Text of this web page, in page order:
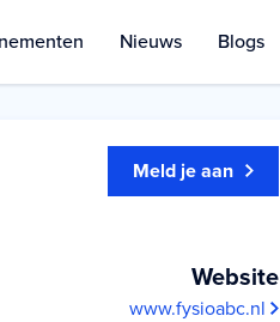
Nieuws Blogs
Meld je aan
Website
www.fysioabc.nl